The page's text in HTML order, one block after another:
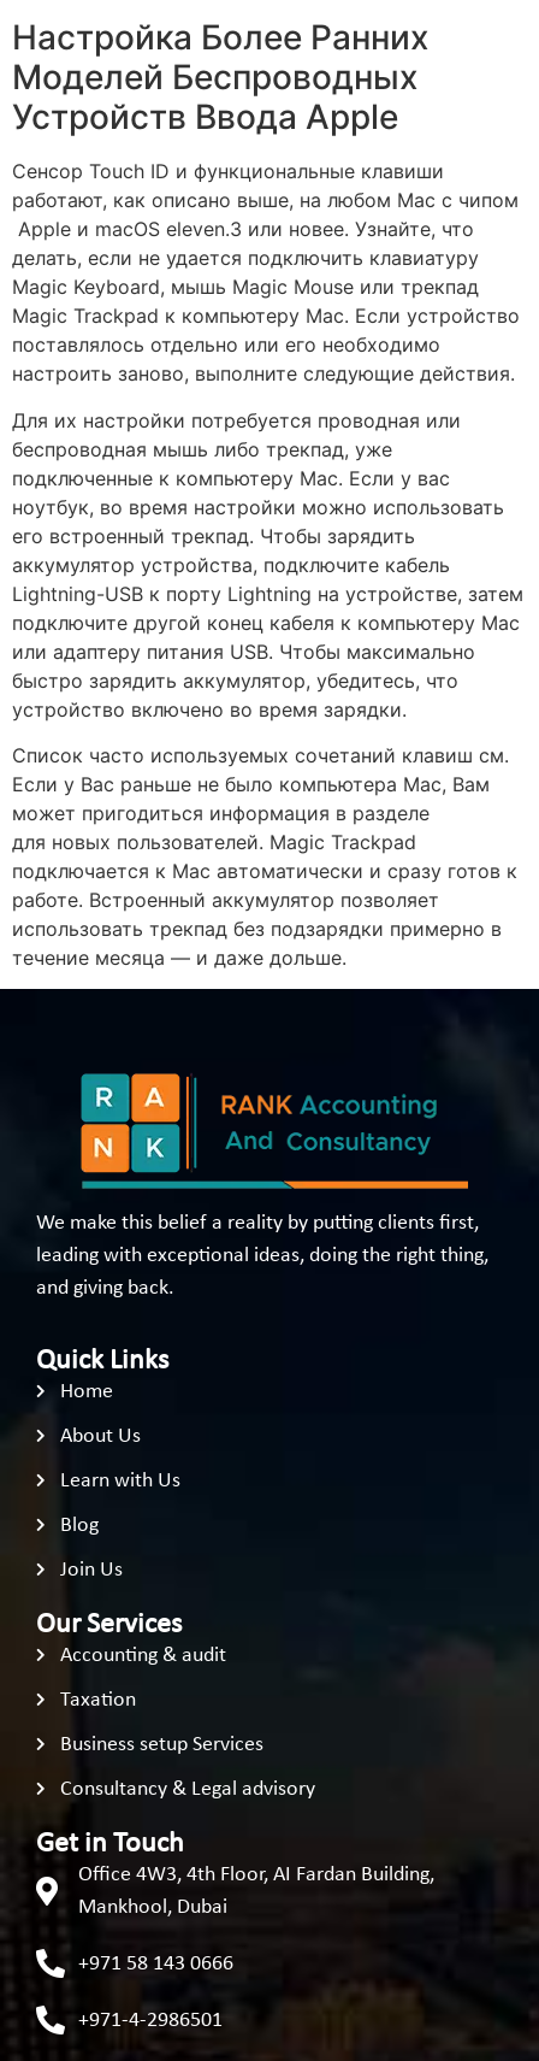
Настройка Более Ранних
Моделей Беспроводных
Устройств Ввода Apple
Сенсор Touch ID и функциональные клавиши
работают, как описано выше, на любом Mac с чипом
Apple и macOS eleven.3 или новее. Узнайте, что
делать, если не удается подключить клавиатуру
Magic Keyboard, мышь Magic Mouse или трекпад
Magic Trackpad к компьютеру Mac. Если устройство
поставлялось отдельно или его необходимо
настроить заново, выполните следующие действия.
Для их настройки потребуется проводная или
беспроводная мышь либо трекпад, уже
подключенные к компьютеру Mac. Если у вас
ноутбук, во время настройки можно использовать
его встроенный трекпад. Чтобы зарядить
аккумулятор устройства, подключите кабель
Lightning-USB к порту Lightning на устройстве, затем
подключите другой конец кабеля к компьютеру Mac
или адаптеру питания USB. Чтобы максимально
быстро зарядить аккумулятор, убедитесь, что
устройство включено во время зарядки.
Список часто используемых сочетаний клавиш см.
Если у Вас раньше не было компьютера Mac, Вам
может пригодиться информация в разделе
для новых пользователей. Magic Trackpad
подключается к Mac автоматически и сразу готов к
работе. Встроенный аккумулятор позволяет
использовать трекпад без подзарядки примерно в
течение месяца — и даже дольше.
We make this belief a reality by putting clients first,
leading with exceptional ideas, doing the right thing,
and giving back.
Quick Links
Home
About Us
Learn with Us
Blog
Join Us
Our Services
Accounting & audit
Taxation
Business setup Services
Consultancy & Legal advisory
Get in Touch
Office 4W3, 4th Floor, AI Fardan Building,
Mankhool, Dubai
+971 58 143 0666
+971-4-2986501